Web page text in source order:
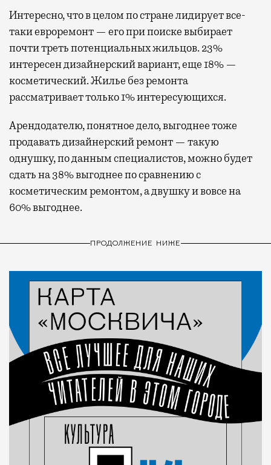
Интересно, что в целом по стране лидирует все-
таки евроремонт — его при поиске выбирает
почти треть потенциальных жильцов. 23%
интересен дизайнерский вариант, еще 18% —
косметический. Жилье без ремонта
рассматривает только 1% интересующихся.
Арендодателю, понятное дело, выгоднее тоже
продавать дизайнерский ремонт — такую
однушку, по данным специалистов, можно будет
сдать на 38% выгоднее по сравнению с
косметическим ремонтом, а двушку и вовсе на
60% выгоднее.
ПРОДОЛЖЕНИЕ НИЖЕ